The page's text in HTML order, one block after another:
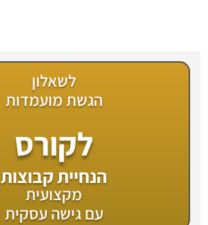
לשאלון
הגשת מועמדות
לקורס
הנחיית קבוצות
מקצועית
עם גישה עסקית